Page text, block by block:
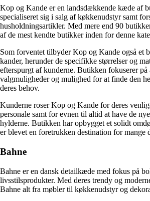
Kop og Kande er en landsdækkende kæde af
specialiseret sig i salg af køkkenudstyr samt
husholdningsartikler. Med mere end 90
af de mest kendte butikker inden for denne
Som forventet tilbyder Kop og Kande også et
kander, herunder de specifikke størrelser og
efterspurgt af kunderne. Butikken fokuserer på
valgmuligheder og mulighed for at finde den
deres behov.
Kunderne roser Kop og Kande for deres
personale samt for evnen til altid at have de
hylderne. Butikken har opbygget et solidt
er blevet en foretrukken destination for mange
Bahne
Bahne er en dansk detailkæde med fokus på
livsstilsprodukter. Med deres trendy og
Bahne alt fra møbler til køkkenudstyr og